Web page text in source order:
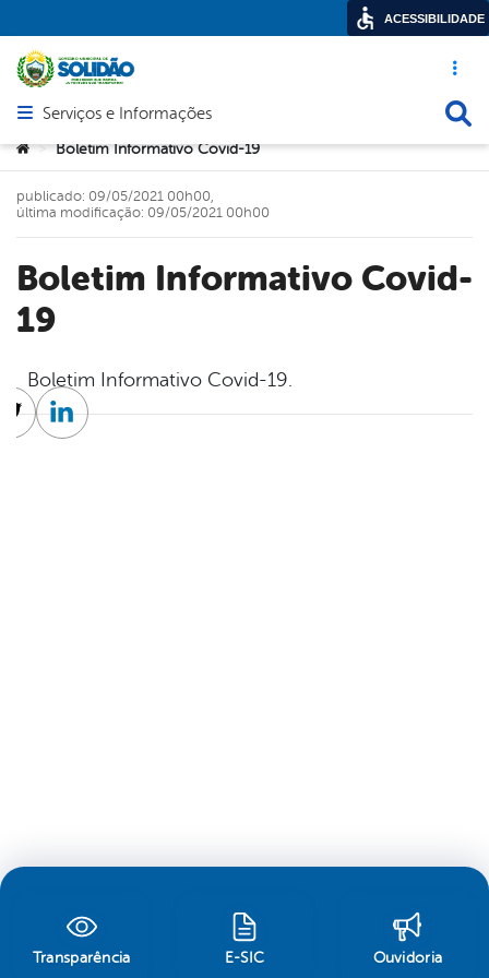
Acesso
Abrir menu principal de navegação
Serviços e Informações
Você está aqui:
> Boletim Informativo Covid-19
Boletim Informativo Covid-
19
publicado: 09/05/2021 00h00,
última modificação: 09/05/2021 00h00
Boletim Informativo Covid-19.
TwitterLinkedin
Transparência E-SIC Ouvidoria
ACESSIBILIDADE